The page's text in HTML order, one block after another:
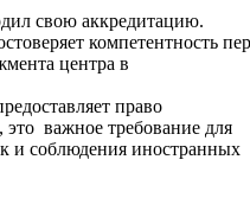
свою аккредитацию.
компетентность
центра в
право
важное требование для
и соблюдения иностранных